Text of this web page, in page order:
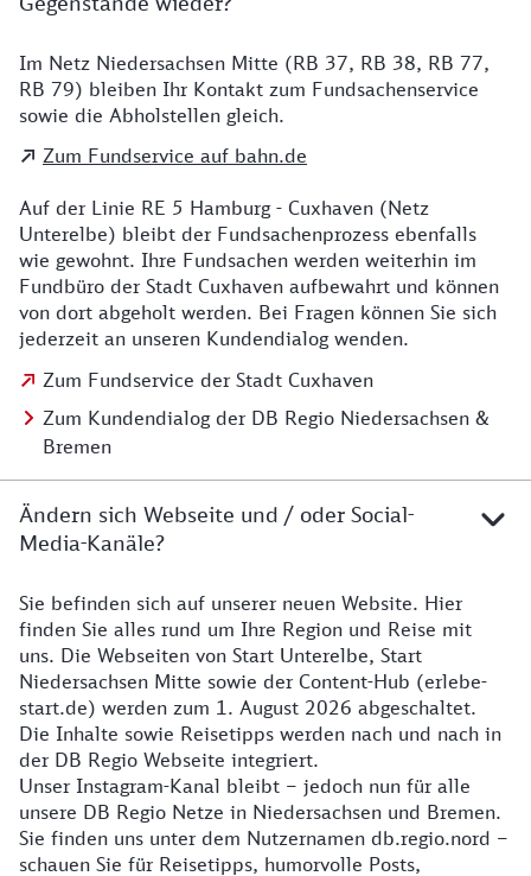
Details zu Kontakt
Im Netz Niedersachsen Mitte (RB 37, RB 38, RB 77,
RB 79) bleiben Ihr Kontakt zum Fundsachenservice
sowie die Abholstellen gleich.
Zum Fundservice auf bahn.de
Auf der Linie RE 5 Hamburg - Cuxhaven (Netz
Unterelbe) bleibt der Fundsachenprozess ebenfalls
wie gewohnt. Ihre Fundsachen werden weiterhin im
Fundbüro der Stadt Cuxhaven aufbewahrt und können
von dort abgeholt werden. Bei Fragen können Sie sich
jederzeit an unseren Kundendialog wenden.
Zum Fundservice der Stadt Cuxhaven
Zum Kundendialog der DB Regio Niedersachsen &
Bremen
Ändern sich Webseite und / oder Social-
Media-Kanäle?
Details zur Website
Sie befinden sich auf unserer neuen Website. Hier
finden Sie alles rund um Ihre Region und Reise mit
uns. Die Webseiten von Start Unterelbe, Start
Niedersachsen Mitte sowie der Content-Hub (erlebe-
start.de) werden zum 1. August 2026 abgeschaltet.
Die Inhalte sowie Reisetipps werden nach und nach in
der DB Regio Webseite integriert.
Unser Instagram-Kanal bleibt – jedoch nun für alle
unsere DB Regio Netze in Niedersachsen und Bremen.
Sie finden uns unter dem Nutzernamen db.regio.nord –
schauen Sie für Reisetipps, humorvolle Posts,